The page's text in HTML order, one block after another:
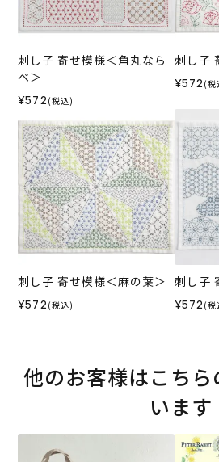
刺し子 寄せ模様＜角丸なら
べ＞
¥572 (税込)
刺し子
¥572 (税
刺し子 寄せ模様＜麻の葉＞
¥572 (税込)
刺し子
¥572 (税
他のお客様はこちら
います